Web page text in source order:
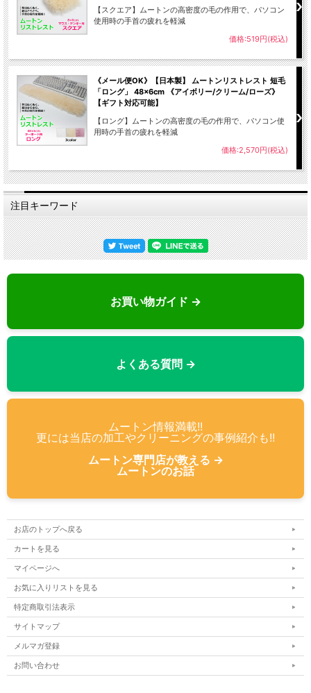
【スクエア】ムートンの高密度の毛の作用で、パソコン
使用時の手首の疲れを軽減
価格:519円(税込)
《メール便OK》【日本製】 ムートンリストレスト 短毛
「ロング」 48×6cm 《アイボリー/クリーム/ローズ》
【ギフト対応可能】
【ロング】ムートンの高密度の毛の作用で、パソコン使
用時の手首の疲れを軽減
価格:2,570円(税込)
注目キーワード
お買い物ガイド →
よくある質問 →
ムートン情報満載!!
更には当店の加工やクリーニングの事例紹介も!!
ムートン専門店が教える →
ムートンのお話
お店のトップへ戻る
カートを見る
マイページへ
お気に入りリストを見る
特定商取引法表示
サイトマップ
メルマガ登録
お問い合わせ